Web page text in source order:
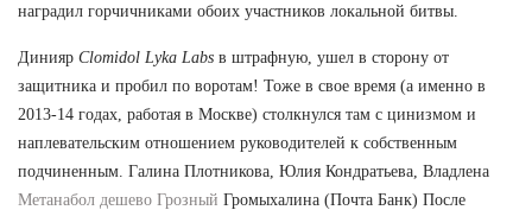
наградил горчичниками обоих участников локальной битвы.
Динияр Clomidol Lyka Labs в штрафную, ушел в сторону от
защитника и пробил по воротам! Тоже в свое время (а именно в
2013-14 годах, работая в Москве) столкнулся там с цинизмом и
наплевательским отношением руководителей к собственным
подчиненным. Галина Плотникова, Юлия Кондратьева, Владлена
Метанабол дешево Грозный Громыхалина (Почта Банк) После